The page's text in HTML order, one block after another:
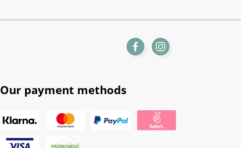
Our payment methods